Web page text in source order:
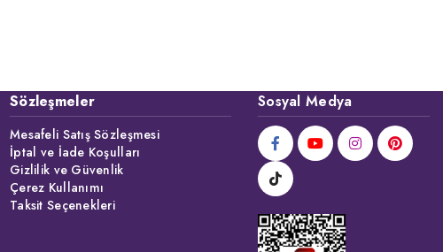
Sözleşmeler
Mesafeli Satış Sözleşmesi
İptal ve İade Koşulları
Gizlilik ve Güvenlik
Çerez Kullanımı
Taksit Seçenekleri
Sosyal Medya